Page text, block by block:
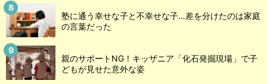
塾に通う幸せな子と不幸せな子…差を分けたのは家庭
の言葉だった
親のサポートNG！キッザニア「化石発掘現場」で子
どもが見せた意外な姿